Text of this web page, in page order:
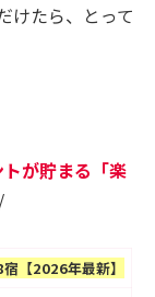
けたら、とって
が貯まる「楽
【2026年最新】